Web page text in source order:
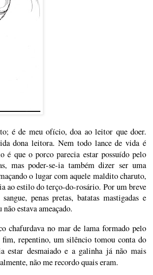
é de meu ofício, doa ao leitor que doer.
dona leitora. Nem todo lance de vida é
é que o porco parecia estar possuído pelo
mas poder-se-ia também dizer ser uma
o lugar com aquele maldito charuto,
ao estilo do terço-do-rosário. Por um breve
penas pretas, batatas mastigadas e
estava ameaçado.
chafurdava no mar de lama formado pelo
fim, repentino, um silêncio tomou conta do
estar desmaiado e a galinha já não mais
não me recordo quais eram.